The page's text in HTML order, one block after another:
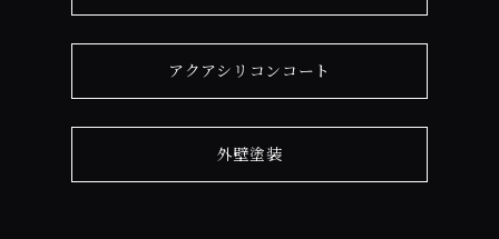
アクアシリコンコート
外壁塗装